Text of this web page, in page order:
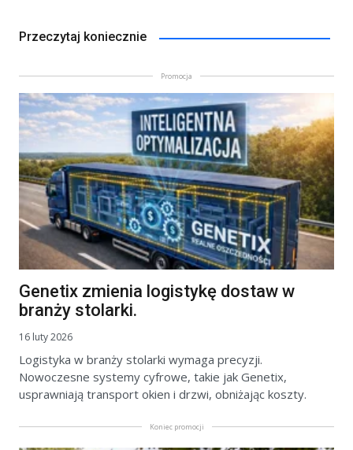
Przeczytaj koniecznie
Promocja
Genetix zmienia logistykę dostaw w
branży stolarki.
16 luty 2026
Logistyka w branży stolarki wymaga precyzji.
Nowoczesne systemy cyfrowe, takie jak Genetix,
usprawniają transport okien i drzwi, obniżając koszty.
Koniec promocji